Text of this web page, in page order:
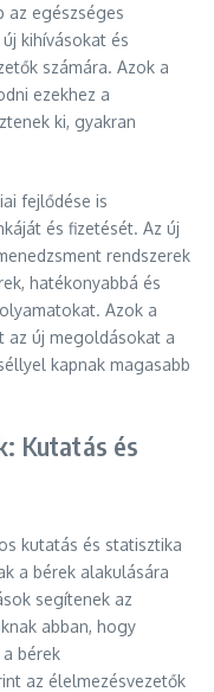
az egészséges
kihívásokat és
számára. Azok a
ezekhez a
ki, gyakran
fejlődése is
és fizetését. Az új
rendszerek
hatékonyabbá és
Azok a
az új megoldásokat a
kapnak magasabb
Kutatás és
kutatás és statisztika
a bérek alakulására
segítenek az
abban, hogy
bérek
az élelmezésvezetők